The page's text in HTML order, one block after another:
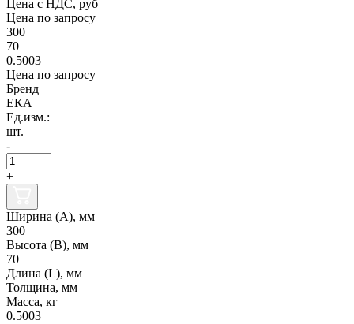
Цена с НДС, руб
Цена по запросу
300
70
0.5003
Цена по запросу
Бренд
ЕКА
Ед.изм.:
шт.
-
+
Ширина (А), мм
300
Высота (В), мм
70
Длина (L), мм
Толщина, мм
Масса, кг
0.5003